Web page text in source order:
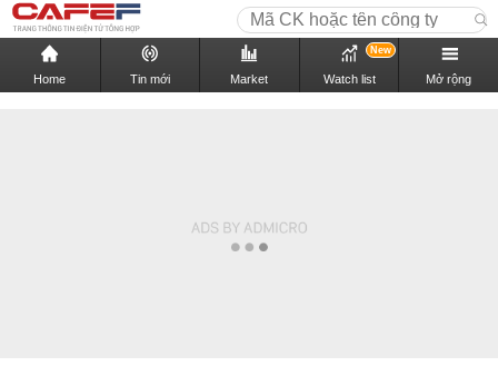
Home Tin mới Market Watch list
New
Mở rộng